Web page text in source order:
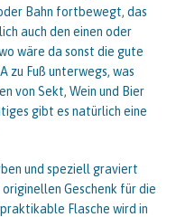
Bahn fortbewegt, das
auch den einen oder
wäre da sonst die gute
zu Fuß unterwegs, was
von Sekt, Wein und Bier
gibt es natürlich eine
und speziell graviert
Geschenk für die
Flasche wird in